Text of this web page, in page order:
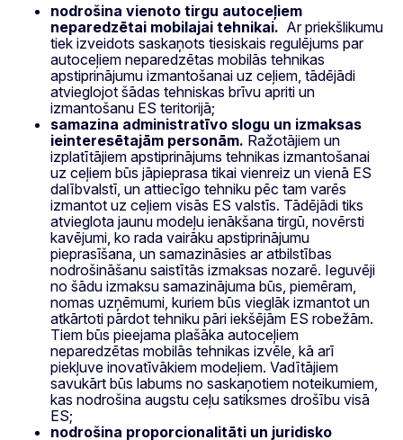
nodrošina vienoto tirgu autoceļiem
neparedzētai mobilajai tehnikai. Ar priekšlikumu
tiek izveidots saskaņots tiesiskais regulējums par
autoceļiem neparedzētas mobilās tehnikas
apstiprinājumu izmantošanai uz ceļiem, tādējādi
atvieglojot šādas tehniskas brīvu apriti un
izmantošanu ES teritorijā;
samazina administratīvo slogu un izmaksas
ieinteresētajām personām. Ražotājiem un
izplatītājiem apstiprinājums tehnikas izmantošanai
uz ceļiem būs jāpieprasa tikai vienreiz un vienā ES
dalībvalstī, un attiecīgo tehniku pēc tam varēs
izmantot uz ceļiem visās ES valstīs. Tādējādi tiks
atvieglota jaunu modeļu ienākšana tirgū, novērsti
kavējumi, ko rada vairāku apstiprinājumu
pieprasīšana, un samazināsies ar atbilstības
nodrošināšanu saistītās izmaksas nozarē. Ieguvēji
no šādu izmaksu samazinājuma būs, piemēram,
nomas uzņēmumi, kuriem būs vieglāk izmantot un
atkārtoti pārdot tehniku pāri iekšējām ES robežām.
Tiem būs pieejama plašāka autoceļiem
neparedzētas mobilās tehnikas izvēle, kā arī
piekļuve inovatīvākiem modeļiem. Vadītājiem
savukārt būs labums no saskaņotiem noteikumiem,
kas nodrošina augstu ceļu satiksmes drošību visā
ES;
nodrošina proporcionalitāti un juridisko